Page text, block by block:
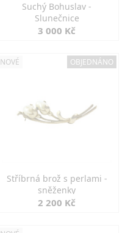
Suchý Bohuslav -
Slunečnice
3 000 Kč
NOVÉ OBJEDNÁNO
Stříbrná brož s perlami -
sněženky
2 200 Kč